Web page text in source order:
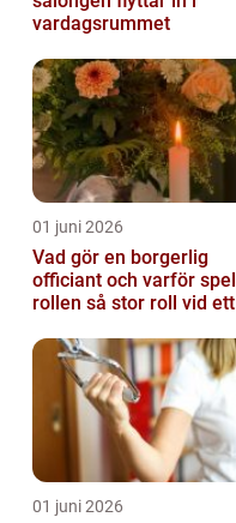
vardagsrummet
01 juni 2026
Vad gör en borgerlig
officiant och varför spelar
rollen så stor roll vid ett
01 juni 2026